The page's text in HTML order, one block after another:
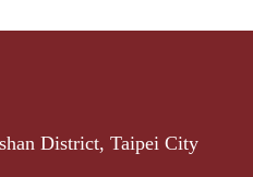
District, Taipei City